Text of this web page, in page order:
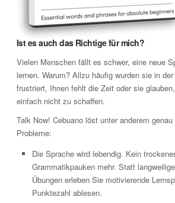
Ist es auch das Richtige für mich?
Vielen Menschen fällt es schwer, eine neue
lernen. Warum? Allzu häufig wurden sie in
frustriert, Ihnen fehlt die Zeit oder sie
einfach nicht zu schaffen.
Talk Now! Cebuano löst unter anderem
Probleme:
Die Sprache wird lebendig. Kein
Grammatikpauken mehr. Statt
Übungen erleben Sie motivierende
Punktezahl ablesen.